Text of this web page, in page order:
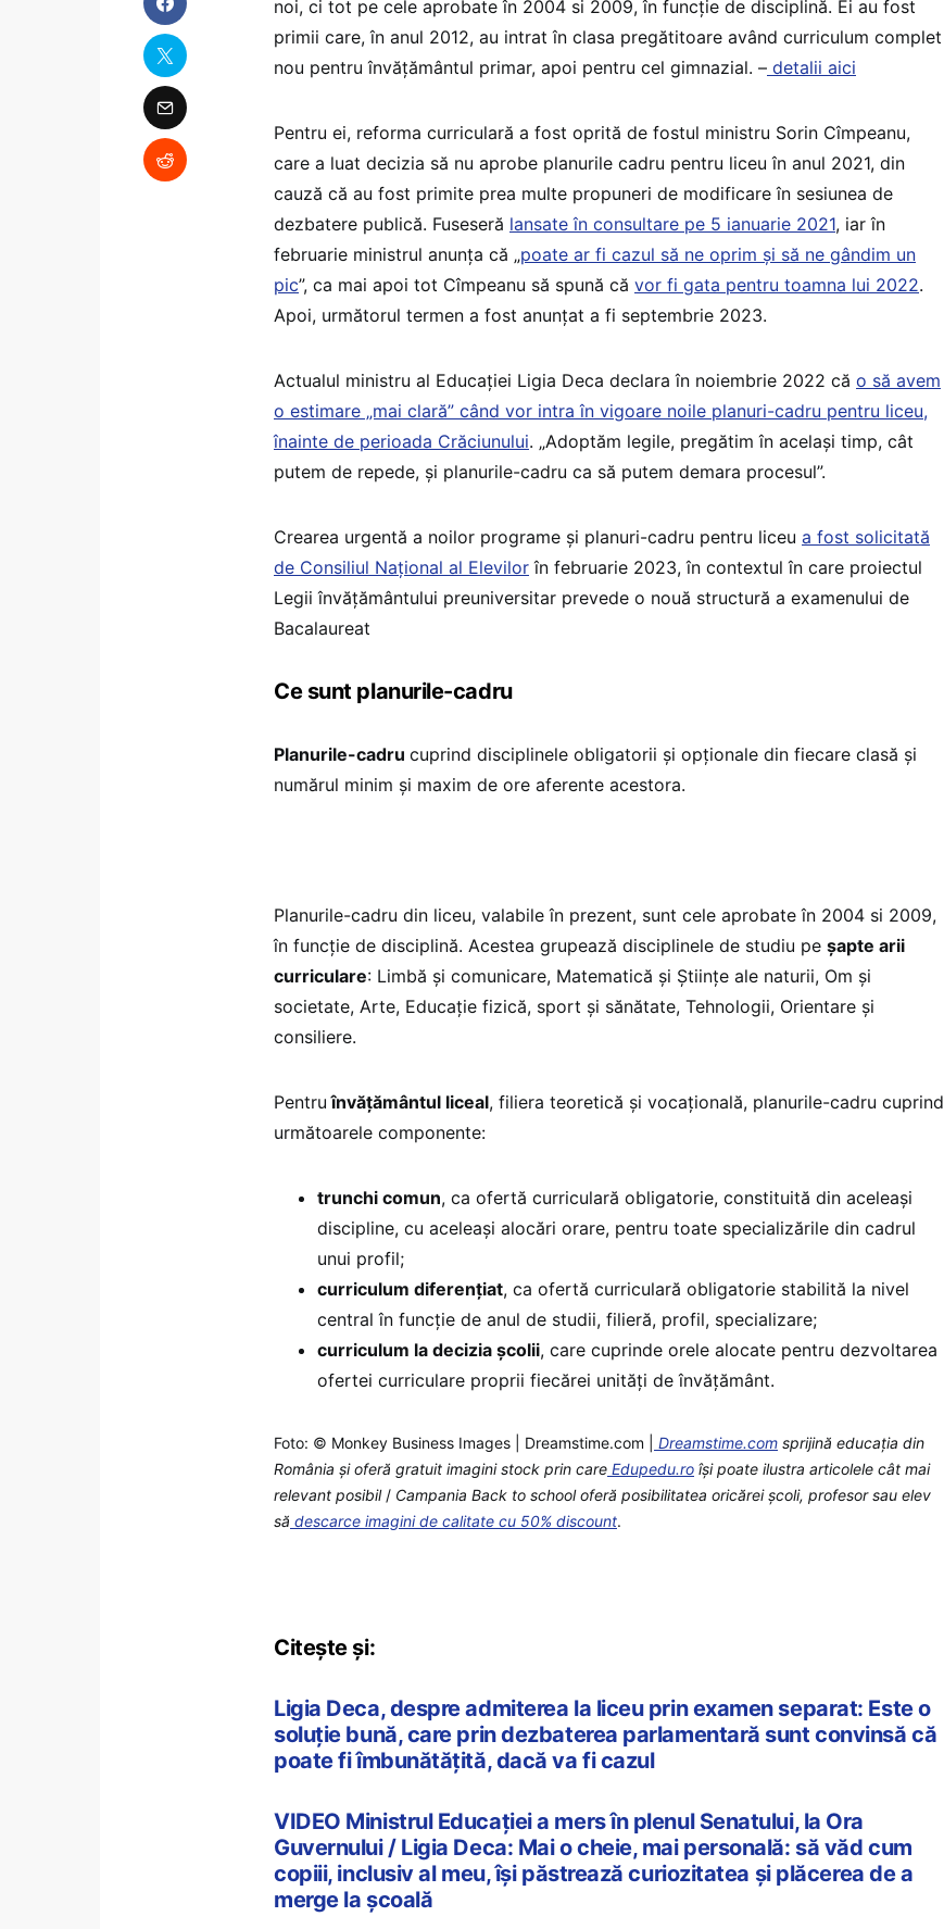
noi, ci tot pe cele aprobate în 2004 si 2009, în funcție de disciplină. Ei au fost
primii care, în anul 2012, au intrat în clasa pregătitoare având curriculum complet
nou pentru învățământul primar, apoi pentru cel gimnazial. – detalii aici
Pentru ei, reforma curriculară a fost oprită de fostul ministru Sorin Cîmpeanu,
care a luat decizia să nu aprobe planurile cadru pentru liceu în anul 2021, din
cauză că au fost primite prea multe propuneri de modificare în sesiunea de
dezbatere publică. Fuseseră lansate în consultare pe 5 ianuarie 2021, iar în
februarie ministrul anunța că „poate ar fi cazul să ne oprim și să ne gândim un
pic”, ca mai apoi tot Cîmpeanu să spună că vor fi gata pentru toamna lui 2022.
Apoi, următorul termen a fost anunțat a fi septembrie 2023.
Actualul ministru al Educației Ligia Deca declara în noiembrie 2022 că o să avem
o estimare „mai clară” când vor intra în vigoare noile planuri-cadru pentru liceu,
înainte de perioada Crăciunului. „Adoptăm legile, pregătim în același timp, cât
putem de repede, și planurile-cadru ca să putem demara procesul”.
Crearea urgentă a noilor programe și planuri-cadru pentru liceu a fost solicitată
de Consiliul Național al Elevilor în februarie 2023, în contextul în care proiectul
Legii învățământului preuniversitar prevede o nouă structură a examenului de
Bacalaureat
Ce sunt planurile-cadru
Planurile-cadru cuprind disciplinele obligatorii și opționale din fiecare clasă și
numărul minim și maxim de ore aferente acestora.
Planurile-cadru din liceu, valabile în prezent, sunt cele aprobate în 2004 si 2009,
în funcție de disciplină. Acestea grupează disciplinele de studiu pe şapte arii
curriculare: Limbă şi comunicare, Matematică şi Ştiinţe ale naturii, Om şi
societate, Arte, Educaţie fizică, sport şi sănătate, Tehnologii, Orientare şi
consiliere.
Pentru învăţământul liceal, filiera teoretică și vocaţională, planurile-cadru cuprind
următoarele componente:
trunchi comun, ca ofertă curriculară obligatorie, constituită din aceleaşi
discipline, cu aceleaşi alocări orare, pentru toate specializările din cadrul
unui profil;
curriculum diferenţiat, ca ofertă curriculară obligatorie stabilită la nivel
central în funcţie de anul de studii, filieră, profil, specializare;
curriculum la decizia şcolii, care cuprinde orele alocate pentru dezvoltarea
ofertei curriculare proprii fiecărei unităţi de învăţământ.
Foto: © Monkey Business Images | Dreamstime.com | Dreamstime.com sprijină educaţia din
România şi oferă gratuit imagini stock prin care Edupedu.ro îşi poate ilustra articolele cât mai
relevant posibil/ Campania Back to school oferă posibilitatea oricărei școli, profesor sau elev
să descarce imagini de calitate cu 50% discount.
Citește și:
Ligia Deca, despre admiterea la liceu prin examen separat: Este o
soluție bună, care prin dezbaterea parlamentară sunt convinsă că
poate fi îmbunătățită, dacă va fi cazul
VIDEO Ministrul Educației a mers în plenul Senatului, la Ora
Guvernului / Ligia Deca: Mai o cheie, mai personală: să văd cum
copiii, inclusiv al meu, își păstrează curiozitatea și plăcerea de a
merge la școală